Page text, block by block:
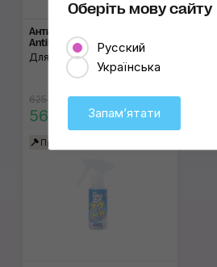
Антизапотеватель Gyeon Q²
AntiFog
Для стёкол
625 ₴
560 ₴
500 мл
Продано
Оберіть мову сайту
Русский
Українська
Запамʼятати